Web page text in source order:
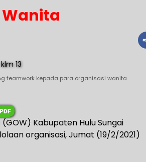
teamwork kepada para organisasi wanita
Kabupaten Hulu Sungai
organisasi, Jumat (19/2/2021)